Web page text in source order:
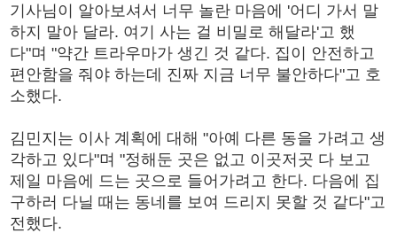
기사님이 알아보셔서 너무 놀란 마음에 '어디 가서 말
하지 말아 달라. 여기 사는 걸 비밀로 해달라'고 했
다"며 "약간 트라우마가 생긴 것 같다. 집이 안전하고
편안함을 줘야 하는데 진짜 지금 너무 불안하다"고 호
소했다.
김민지는 이사 계획에 대해 "아예 다른 동을 가려고 생
각하고 있다"며 "정해둔 곳은 없고 이곳저곳 다 보고
제일 마음에 드는 곳으로 들어가려고 한다. 다음에 집
구하러 다닐 때는 동네를 보여 드리지 못할 것 같다"고
전했다.